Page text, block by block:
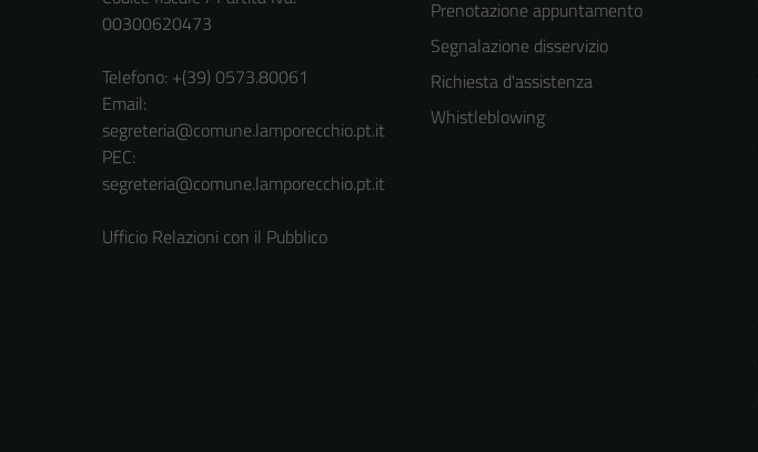
00300620473
Telefono: +(39) 0573.80061
Email:
segreteria@comune.lamporecchio.pt.it
PEC:
segreteria@comune.lamporecchio.pt.it
Ufficio Relazioni con il Pubblico
Prenotazione appuntamento
Segnalazione disservizio
Richiesta d'assistenza
Whistleblowing